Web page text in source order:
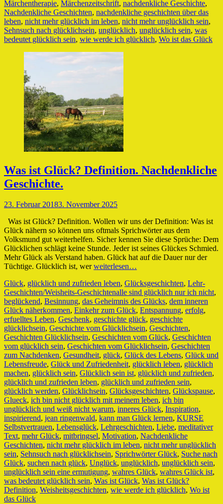
Märchentherapie, Märchenzeitschrift, nachdenkliche Geschichte,
Nachdenkliche Geschichten, nachdenkliche geschichten über das
leben, nicht mehr glücklich im leben, nicht mehr unglücklich sein,
Sehnsuch nach glücklichsein, unglücklich, unglücklich sein, was
bedeutet glücklich sein, wie werde ich glücklich, Wo ist das Glück
Was ist Glück? Definition. Nachdenkliche
Geschichte.
Veröffentlicht
23. Februar 20183. November 2025
Was ist Glück? Definition. Wollen wir uns der Definition: Was ist
Glück nähern so können uns oftmals Sprichwörter aus dem
Volksmund gut weiterhelfen. Sicher kennen Sie diese Sprüche: Dem
Glücklichen schlägt keine Stunde. Jeder ist seines Glückes Schmied.
Mehr Glück als Verstand haben. Glück hat auf die Dauer nur der
Tüchtige. Glücklich ist, werweiterlesen…
Kategorien
Glück, glücklich und zufrieden leben, Glücksgeschichten, Lehr-
Geschichten/Weisheits-GeschichtenSchlagworte
alle sind glücklich nur ich nicht,
beglückend, Besinnung, das Geheimnis des Glücks, dem inneren
Glück näherkommen, Einkehr zum Glück, Entspannung, erfolg,
erfuelltes Leben, Geschenk, geschichte glück, geschichte
glücklichsein, Geschichte vom Glücklichsein, Geschichten,
Geschichten Glücklichsein, Geschichten vom Glück, Geschichten
vom glücklich sein, Geschichten vom Glücklichsein, Geschichten
zum Nachdenken, Gesundheit, glück, Glück des Lebens, Glück und
Lebensfreude, Glück und Zufriedenheit, glücklich leben, glücklich
machen, glücklich sein, Glücklich sein ist, glücklich und zufrieden,
glücklich und zufrieden leben, glücklich und zufrieden sein,
glücklich werden, Glücklichsein, Glücksgeschichten, Glückspause,
Glueck, ich bin nicht glücklich mit meinem leben, ich bin
unglücklich und weiß nicht warum, inneres Glück, Inspiration,
inspirierend, jean ringenwald, kann man Glück lernen, KURSE
Selbstvertrauen, Lebensglück, Lehrgeschichten, Liebe, meditativer
Text, mehr Glück, mitbringsel, Motivation, Nachdenkliche
Geschichten, nicht mehr glücklich im leben, nicht mehr unglücklich
sein, Sehnsuch nach glücklichsein, Sprichwörter Glück, Suche nach
Glück, suchen nach glück, Unglück, unglücklich, unglücklich sein,
unglücklich sein eine ermutigung, wahres Glück, wahres Glück ist,
was bedeutet glücklich sein, Was ist Glück, Was ist Glück?
Definition, Weisheitsgeschichten, wie werde ich glücklich, Wo ist
das Glück